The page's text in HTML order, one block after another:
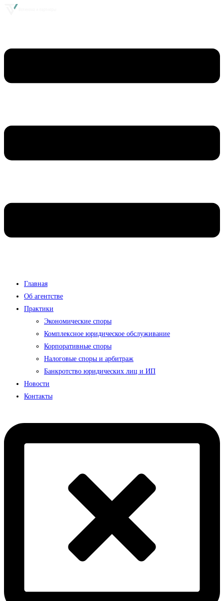
Главная
Об агентстве
Практики
Экономические споры
Комплексное юридическое обслуживание
Корпоративные споры
Налоговые споры и арбитраж
Банкротство юридических лиц и ИП
Новости
Контакты